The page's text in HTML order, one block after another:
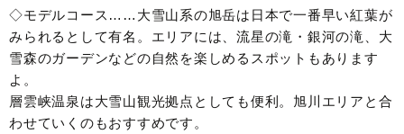
◇モデルコース……大雪山系の旭岳は日本で一番早い紅葉が
みられるとして有名。エリアには、流星の滝・銀河の滝、大
雪森のガーデンなどの自然を楽しめるスポットもあります
よ。
層雲峡温泉は大雪山観光拠点としても便利。旭川エリアと合
わせていくのもおすすめです。